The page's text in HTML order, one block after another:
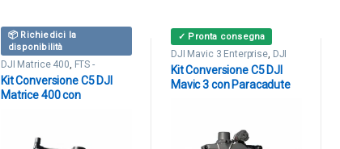
📦 Richiedici la
disponibilità
DJI Matrice 400 FTS -
Terminatori & Paracaduti
Kit Conversione C5 DJI
Matrice 400 con
2511-2512
✓ Pronta consegna
DJI Mavic 3 Enterprise, DJI
Mavic 3 Multispectral,FTS -
Terminatori & Paracaduti
Kit Conversione C5 DJI
Mavic 3 con Paracadute